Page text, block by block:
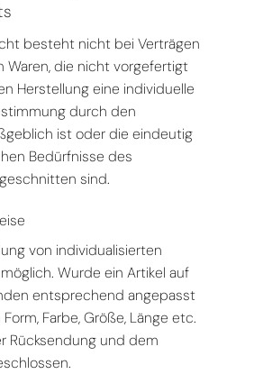
besteht nicht bei Verträgen
Waren, die nicht vorgefertigt
Herstellung eine individuelle
durch den
ist oder die eindeutig
Bedürfnisse des
sind.
von individualisierten
Wurde ein Artikel auf
entsprechend angepasst
Farbe, Größe, Länge etc.
Rücksendung und dem